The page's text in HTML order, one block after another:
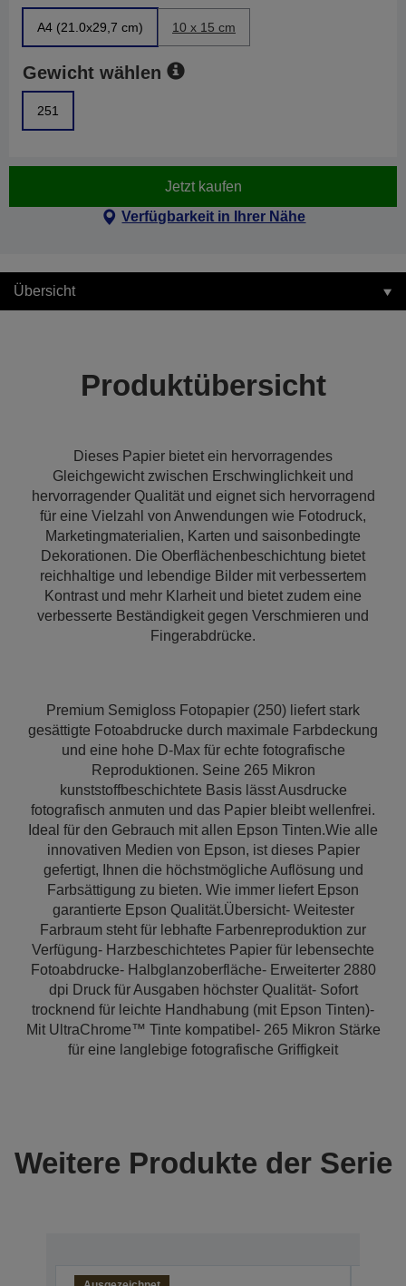
A4 (21.0x29,7 cm) 10 x 15 cm
Gewicht wählen
251
Jetzt kaufen
Verfügbarkeit in Ihrer Nähe
Übersicht
Produktübersicht
Dieses Papier bietet ein hervorragendes
Gleichgewicht zwischen Erschwinglichkeit und
hervorragender Qualität und eignet sich hervorragend
für eine Vielzahl von Anwendungen wie Fotodruck,
Marketingmaterialien, Karten und saisonbedingte
Dekorationen. Die Oberflächenbeschichtung bietet
reichhaltige und lebendige Bilder mit verbessertem
Kontrast und mehr Klarheit und bietet zudem eine
verbesserte Beständigkeit gegen Verschmieren und
Fingerabdrücke.
Premium Semigloss Fotopapier (250) liefert stark
gesättigte Fotoabdrucke durch maximale Farbdeckung
und eine hohe D-Max für echte fotografische
Reproduktionen. Seine 265 Mikron
kunststoffbeschichtete Basis lässt Ausdrucke
fotografisch anmuten und das Papier bleibt wellenfrei.
Ideal für den Gebrauch mit allen Epson Tinten.Wie alle
innovativen Medien von Epson, ist dieses Papier
gefertigt, Ihnen die höchstmögliche Auflösung und
Farbsättigung zu bieten. Wie immer liefert Epson
garantierte Epson Qualität.Übersicht- Weitester
Farbraum steht für lebhafte Farbenreproduktion zur
Verfügung- Harzbeschichtetes Papier für lebensechte
Fotoabdrucke- Halbglanzoberfläche- Erweiterter 2880
dpi Druck für Ausgaben höchster Qualität- Sofort
trocknend für leichte Handhabung (mit Epson Tinten)-
Mit UltraChrome™ Tinte kompatibel- 265 Mikron Stärke
für eine langlebige fotografische Griffigkeit
Weitere Produkte der Serie